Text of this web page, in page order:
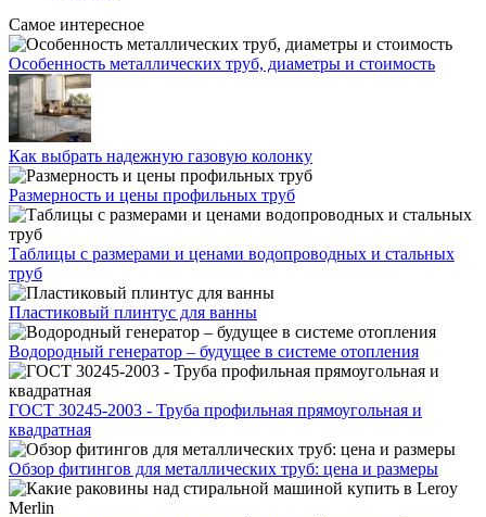
Самое интересное
Особенность металлических труб, диаметры и стоимость
Как выбрать надежную газовую колонку
Размерность и цены профильных труб
Таблицы с размерами и ценами водопроводных и стальных
труб
Пластиковый плинтус для ванны
Водородный генератор – будущее в системе отопления
ГОСТ 30245-2003 - Труба профильная прямоугольная и
квадратная
Обзор фитингов для металлических труб: цена и размеры